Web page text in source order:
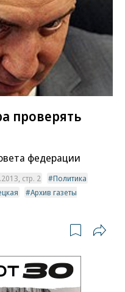
проверять
федерации
стр. 2
Политика
Архив газеты